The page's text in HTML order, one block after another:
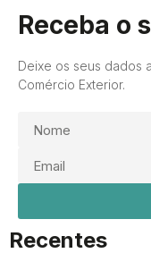
Receba o
Deixe os seus dados
Comércio Exterior.
Recentes